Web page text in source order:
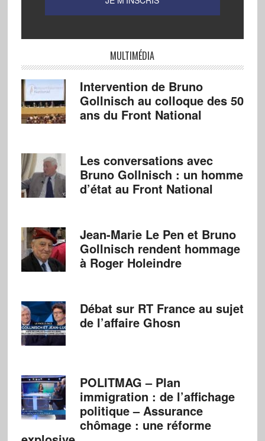
MULTIMÉDIA
Intervention de Bruno
Gollnisch au colloque des 50
ans du Front National
Les conversations avec
Bruno Gollnisch : un homme
d’état au Front National
Jean-Marie Le Pen et Bruno
Gollnisch rendent hommage
à Roger Holeindre
Débat sur RT France au sujet
de l’affaire Ghosn
POLITMAG – Plan
immigration : de l’affichage
politique – Assurance
chômage : une réforme